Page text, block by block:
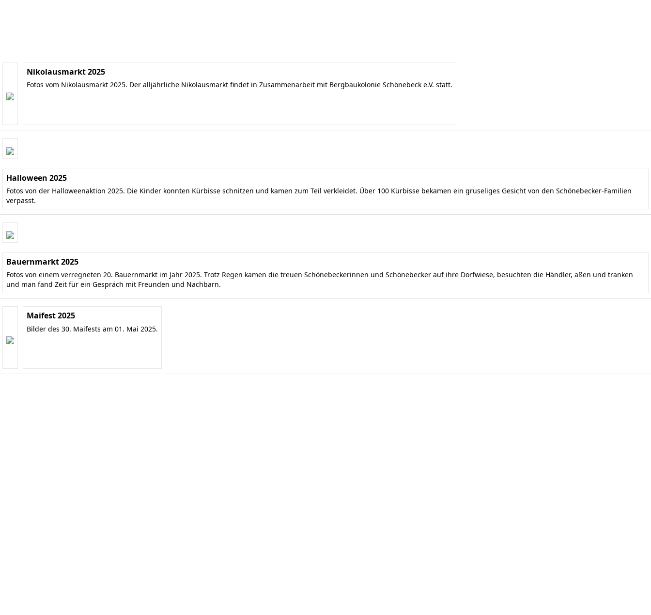
Nikolausmarkt 2025
Fotos vom Nikolausmarkt 2025. Der alljährliche Nikolausmarkt findet in Zusammenarbeit mit Bergbaukolonie Schönebeck e.V. statt.
Halloween 2025
Fotos von der Halloweenaktion 2025. Die Kinder konnten Kürbisse schnitzen und kamen zum Teil verkleidet. Über 100 Kürbisse bekamen ein gruseliges Gesicht von den Schönebecker-Familien
verpasst.
Bauernmarkt 2025
Fotos von einem verregneten 20. Bauernmarkt im Jahr 2025. Trotz Regen kamen die treuen Schönebeckerinnen und Schönebecker auf ihre Dorfwiese, besuchten die Händler, aßen und tranken
und man fand Zeit für ein Gespräch mit Freunden und Nachbarn.
Maifest 2025
Bilder des 30. Maifests am 01. Mai 2025.